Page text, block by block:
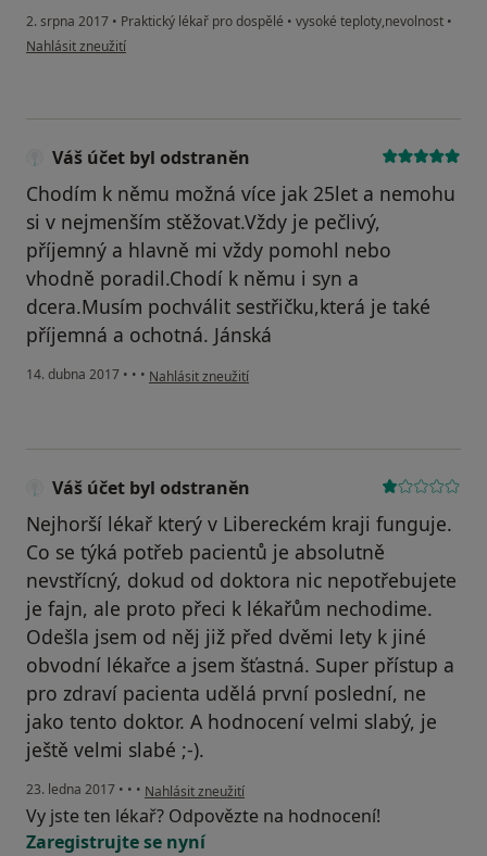
2. srpna 2017 • Praktický lékař pro dospělé • vysoké teploty,nevolnost •
podle názoru uživatele Váš účet byl odstraněn
Nahlásit zneužití
Váš účet byl odstraněn
Chodím k němu možná více jak 25let a nemohu
si v nejmenším stěžovat.Vždy je pečlivý,
příjemný a hlavně mi vždy pomohl nebo
vhodně poradil.Chodí k němu i syn a
dcera.Musím pochválit sestřičku,která je také
příjemná a ochotná. Jánská
14. dubna 2017 • • • podle názoru uživatele Váš účet byl odstraněn
Nahlásit zneužití
Váš účet byl odstraněn
Nejhorší lékař který v Libereckém kraji funguje.
Co se týká potřeb pacientů je absolutně
nevstřícný, dokud od doktora nic nepotřebujete
je fajn, ale proto přeci k lékařům nechodime.
Odešla jsem od něj již před dvěmi lety k jiné
obvodní lékařce a jsem šťastná. Super přístup a
pro zdraví pacienta udělá první poslední, ne
jako tento doktor. A hodnocení velmi slabý, je
ještě velmi slabé ;-).
23. ledna 2017 • • • podle názoru uživatele Váš účet byl odstraněn
Nahlásit zneužití
Vy jste ten lékař? Odpovězte na hodnocení!
Zaregistrujte se nyní